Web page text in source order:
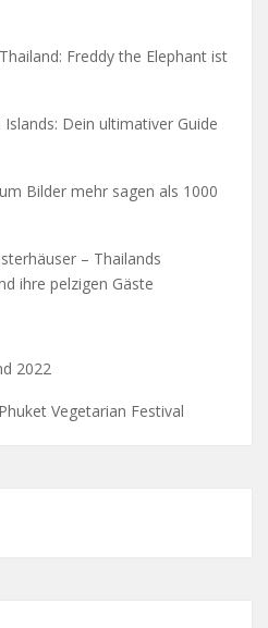
Freddy the Elephant ist
Dein ultimativer Guide
Bilder mehr sagen als 1000
– Thailands
ihre pelzigen Gäste
2022
Vegetarian Festival